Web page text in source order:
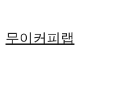
무이커피랩